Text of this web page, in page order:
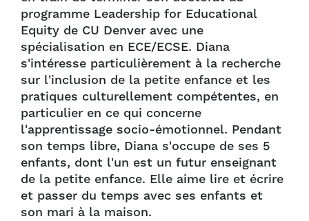
programme Leadership for Educational
Equity de CU Denver avec une
spécialisation en ECE/ECSE. Diana
s'intéresse particulièrement à la recherche
sur l'inclusion de la petite enfance et les
pratiques culturellement compétentes, en
particulier en ce qui concerne
l'apprentissage socio-émotionnel. Pendant
son temps libre, Diana s'occupe de ses 5
enfants, dont l'un est un futur enseignant
de la petite enfance. Elle aime lire et écrire
et passer du temps avec ses enfants et
son mari à la maison.